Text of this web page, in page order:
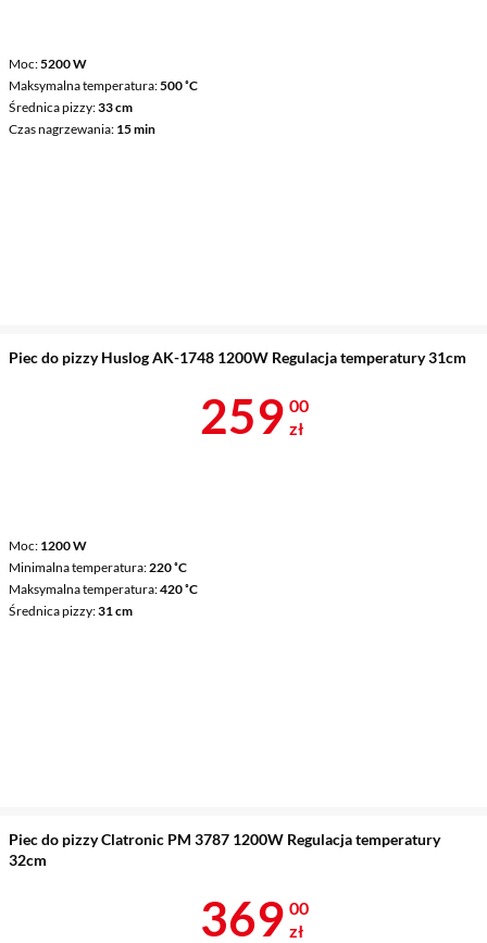
Moc 5200 W
Maksymalna temperatura 500 ˚C
Średnica pizzy 33 cm
Czas nagrzewania 15 min
Piec do pizzy Huslog AK-1748 1200W Regulacja temperatury 31cm
Moc 1200 W
Minimalna temperatura 220 ˚C
Maksymalna temperatura 420 ˚C
Średnica pizzy 31 cm
Cena 259 zł
259 00
zł
Piec do pizzy Clatronic PM 3787 1200W Regulacja temperatury
32cm
Cena 369 zł
369 00
zł